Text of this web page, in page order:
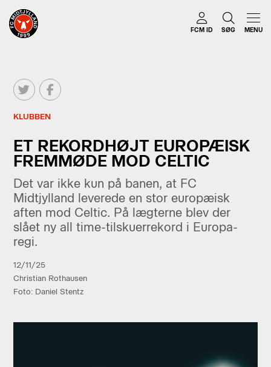
FCM ID SØG MENU
KLUBBEN
ET REKORDHØJT EUROPÆISK
FREMMØDE MOD CELTIC
Det var ikke kun på banen, at FC
Midtjylland leverede en stor europæisk
aften mod Celtic. På lægterne blev der
slået ny all time-tilskuerrekord i Europa-
regi.
12/11/25
Christian Rothausen
Foto: Daniel Stentz